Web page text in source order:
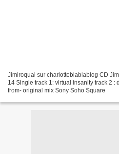
Jimiroquai sur charlotteblablablog CD Jimiroquai Virtual Insanity 01-663613-
14 Single track 1: virtual insanity track 2 :
from- original mix Sony Soho Square